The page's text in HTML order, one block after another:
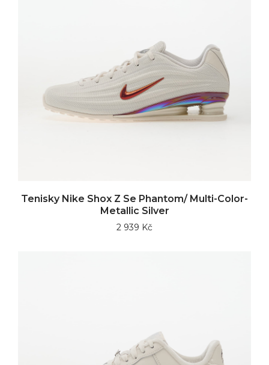
Tenisky Nike Shox Z Se Phantom/ Multi-Color-
Metallic Silver
2 939 Kč